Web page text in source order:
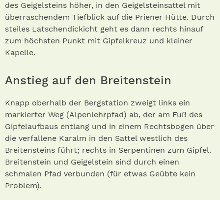
des Geigelsteins höher, in den Geigelsteinsattel mit
überraschendem Tiefblick auf die Priener Hütte. Durch
steiles Latschendickicht geht es dann rechts hinauf
zum höchsten Punkt mit Gipfelkreuz und kleiner
Kapelle.
Anstieg auf den Breitenstein
Knapp oberhalb der Bergstation zweigt links ein
markierter Weg (Alpenlehrpfad) ab, der am Fuß des
Gipfelaufbaus entlang und in einem Rechtsbogen über
die verfallene Karalm in den Sattel westlich des
Breitensteins führt; rechts in Serpentinen zum Gipfel.
Breitenstein und Geigelstein sind durch einen
schmalen Pfad verbunden (für etwas Geübte kein
Problem).